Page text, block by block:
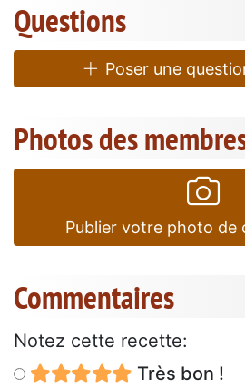
Questions
Poser une
Photos des
Publier votre photo de
Commentaires
Notez cette recette:
Très bon !